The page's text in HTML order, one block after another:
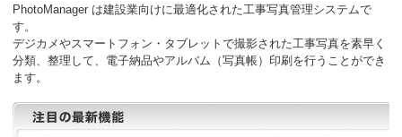
PhotoManager は建設業向けに最適化された工事写真管理システムで
す。
デジカメやスマートフォン・タブレットで撮影された工事写真を素早く
分類、整理して、電子納品やアルバム（写真帳）印刷を行うことができ
ます。